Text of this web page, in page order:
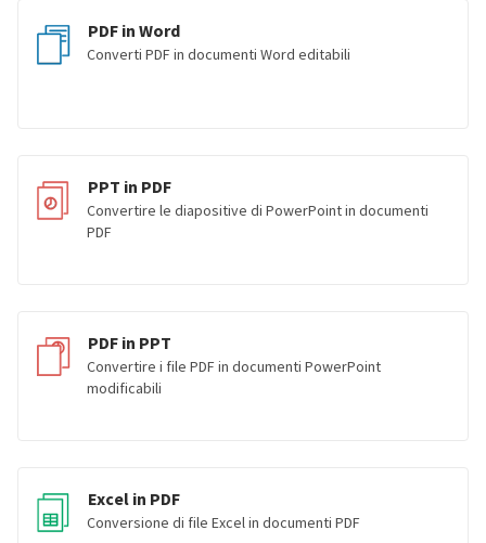
PDF in Word
Converti PDF in documenti Word editabili
PPT in PDF
Convertire le diapositive di PowerPoint in documenti
PDF
PDF in PPT
Convertire i file PDF in documenti PowerPoint
modificabili
Excel in PDF
Conversione di file Excel in documenti PDF